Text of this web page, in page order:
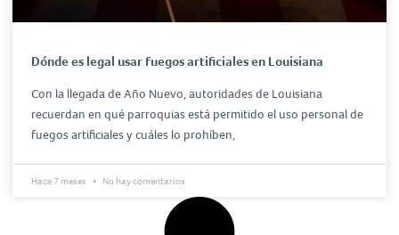
Dónde es legal usar fuegos artificiales en Louisiana
Con la llegada de Año Nuevo, autoridades de Louisiana
recuerdan en qué parroquias está permitido el uso personal de
fuegos artificiales y cuáles lo prohíben,
Hace 7 meses No hay comentarios